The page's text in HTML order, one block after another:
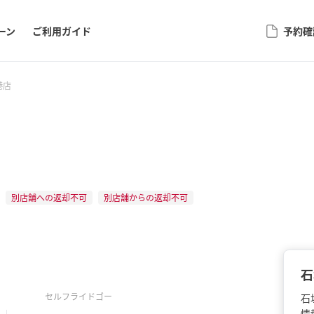
ン ご利用ガイド 予約
店
別店舗への返却不可 別店舗からの返却不可
セルフライドゴー
石